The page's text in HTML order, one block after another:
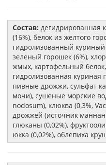
Состав: дегидрированная
(16%), белок из желтого
гидролизованный куриный
зеленый горошек (6%),
жмых, картофельный
гидролизованная куриная
пивные дрожжи, сульфат
мочи), сушеные морские
nodosum), клюква (0,3%,
дрожжей (источник
глюканы (0,02%),
юкка (0,02%), облепиха